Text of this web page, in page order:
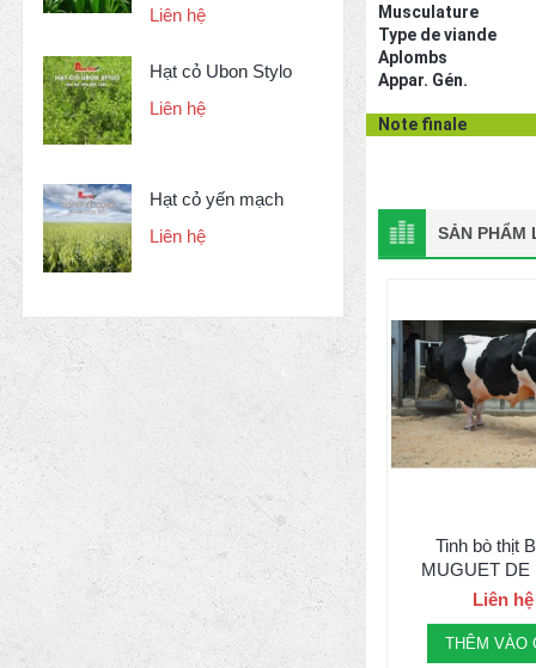
Liên hệ
Hạt cỏ Ubon Stylo
Liên hệ
Hạt cỏ yến mạch
Liên hệ
Musculature
Type de viande
Aplombs
Appar. Gén.
Note finale
SẢN PHẨM
Tinh bò thịt
MUGUET DE
Liên hệ
THÊM VÀO